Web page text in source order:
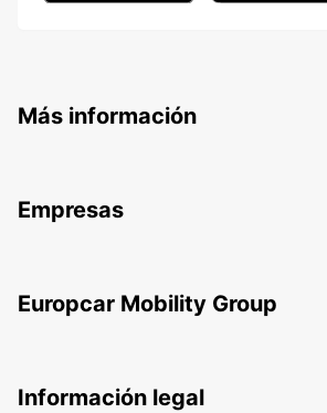
Más información
Empresas
Europcar Mobility Group
Información legal